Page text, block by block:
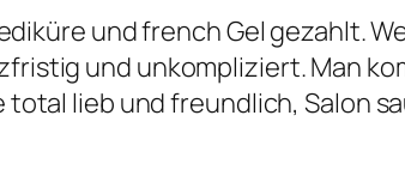
und french Gel gezahlt.
und unkompliziert. Man
lieb und freundlich, Salon